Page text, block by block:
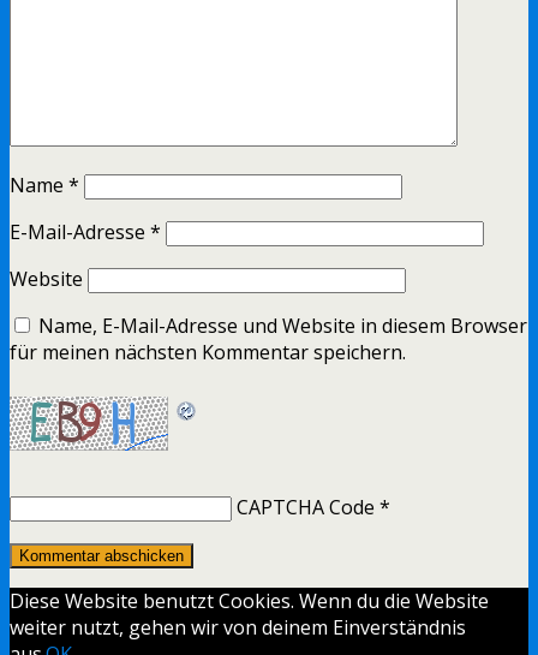
Name *
E-Mail-Adresse *
Website
Name, E-Mail-Adresse und Website in diesem Browser
für meinen nächsten Kommentar speichern.
CAPTCHA Code *
Diese Website benutzt Cookies. Wenn du die Website
weiter nutzt, gehen wir von deinem Einverständnis